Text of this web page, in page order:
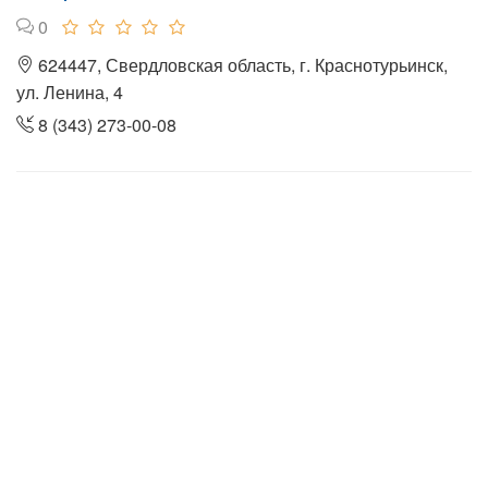
0
624447, Свердловская область, г. Краснотурьинск,
ул. Ленина, 4
8 (343) 273-00-08